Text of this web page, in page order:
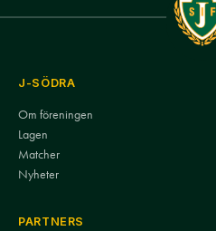
J-SÖDRA
Om föreningen
Lagen
Matcher
Nyheter
PARTNERS